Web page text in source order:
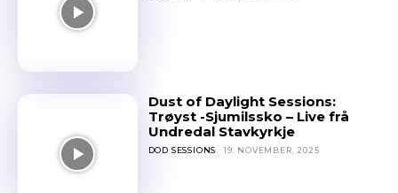
Dust of Daylight Sessions:
Trøyst -Sjumilssko – Live frå
Undredal Stavkyrkje
DOD SESSIONS 19. NOVEMBER, 2025